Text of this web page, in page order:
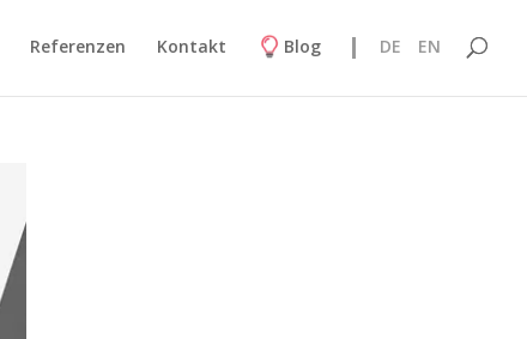
Referenzen Kontakt Blog DE EN